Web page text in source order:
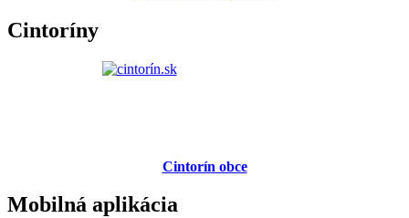
Cintoríny
Cintorín obce
Mobilná aplikácia